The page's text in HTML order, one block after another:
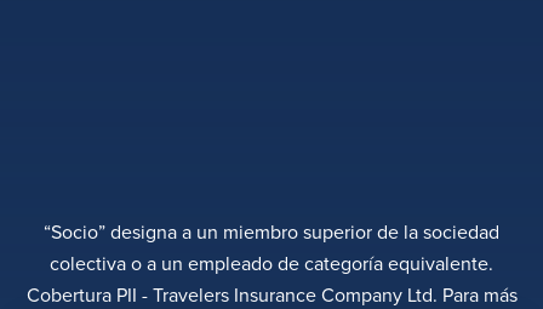
“Socio” designa a un miembro superior de la sociedad
colectiva o a un empleado de categoría equivalente.
Cobertura PII - Travelers Insurance Company Ltd. Para más